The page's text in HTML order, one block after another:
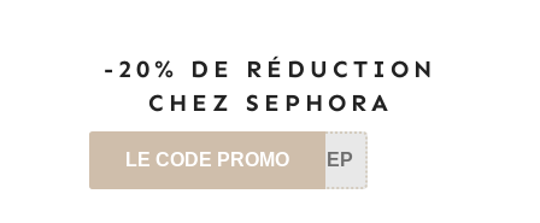
-20% DE RÉDUCTION
CHEZ SEPHORA
LE CODE PROMO SEP